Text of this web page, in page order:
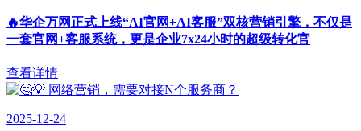
🔥华企万网正式上线“AI官网+AI客服”双核营销引擎，不仅是
一套官网+客服系统，更是企业7x24小时的超级转化官
查看详情
2025-12-24